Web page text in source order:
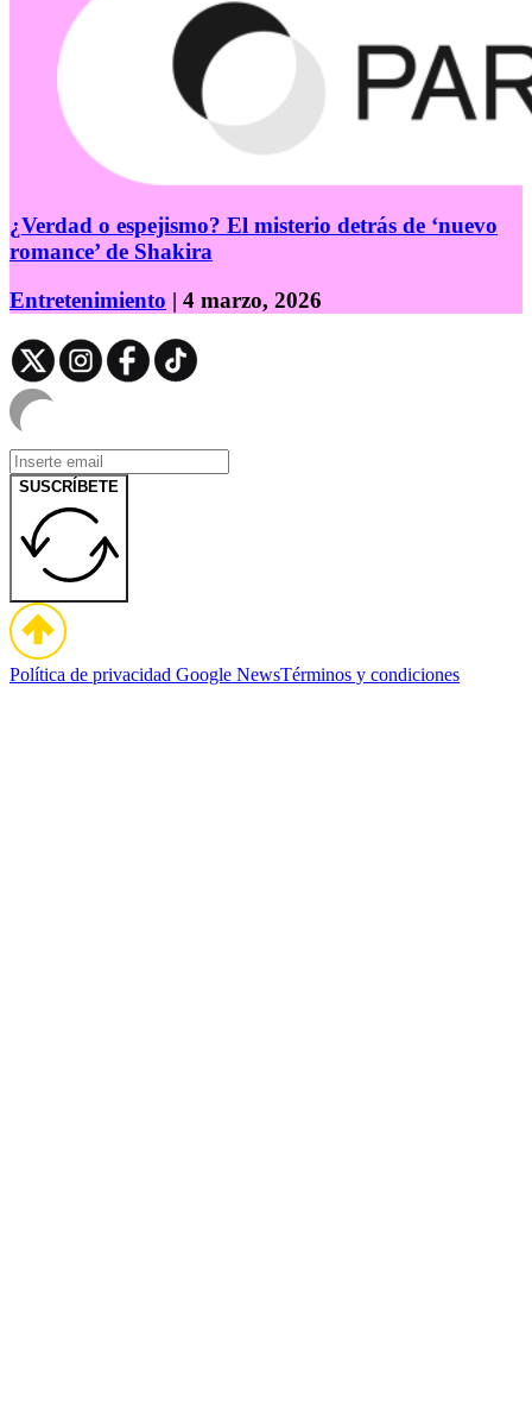
¿Verdad o espejismo? El misterio detrás de ‘nuevo
romance’ de Shakira
Entretenimiento | 4 marzo, 2026
SUSCRÍBETE
Política de privacidad Google NewsTérminos y condiciones